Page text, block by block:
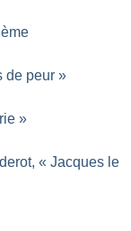
de peur »
»
« Jacques le